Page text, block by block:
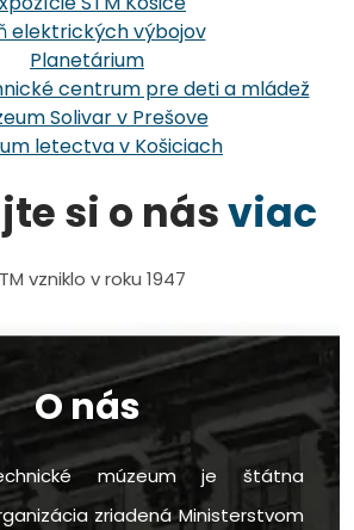
elektrických výbojov
Planetárium
centrum pre deti a mládež
Solivar v Prešove
letectva v Košiciach
si o násviac
vzniklo v roku 1947
O nás
múzeum je štátna
zriadená Ministerstvom